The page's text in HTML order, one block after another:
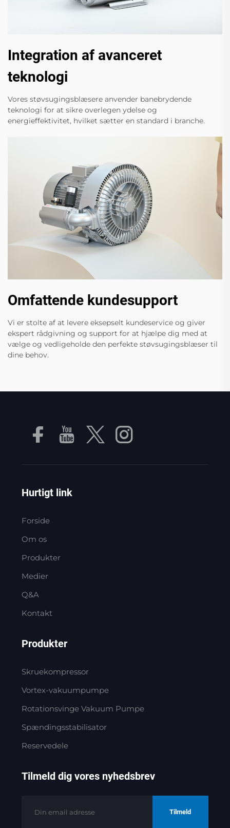
Integration af avanceret
teknologi
Vores støvsugingsblæsere anvender banebrydende
teknologi for at sikre overlegen ydelse og
energieffektivitet, hvilket sætter en standard i branche.
Omfattende kundesupport
Vi er stolte af at levere eksepselt kundeservice og giver
ekspert rådgivning og support for at hjælpe dig med at
vælge og vedligeholde den perfekte støvsugingsblæser til
dine behov.
Hurtigt link
Forside
Om os
Produkter
Medier
Q&A
Kontakt
Produkter
Skruekompressor
Vortex-vakuumpumpe
Rotationsvinge Vakuum Pumpe
Spændingsstabilisator
Reservedele
Tilmeld dig vores nyhedsbrev
Tilmeld